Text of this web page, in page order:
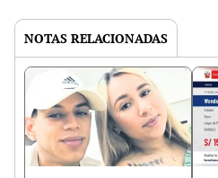
NOTAS RELACIONADAS